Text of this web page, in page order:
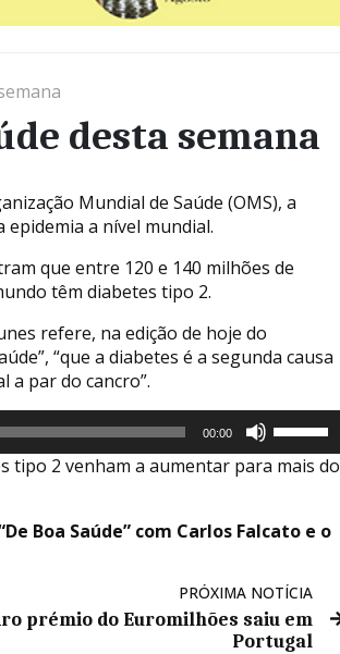
desta semana
Mundial de Saúde (OMS), a
epidemia a nível mundial.
que entre 120 e 140 milhões de
têm diabetes tipo 2.
refere, na edição de hoje do
“que a diabetes é a segunda causa
a par do cancro”.
00:00
setas
aumentar
diminuir
o
volume.
tipo 2 venham a aumentar para mais do
Boa Saúde” com Carlos Falcato e o
PRÓXIMA NOTÍCIA
prémio do Euromilhões saiu em
Portugal